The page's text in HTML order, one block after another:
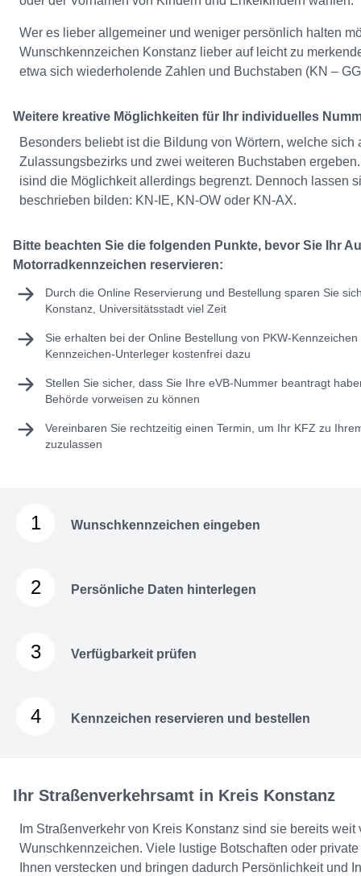
Wer es lieber allgemeiner und weniger persönlich halten
Wunschkennzeichen Konstanz lieber auf leicht zu
etwa sich wiederholende Zahlen und Buchstaben (KN –
Weitere kreative Möglichkeiten für Ihr individuelles
Besonders beliebt ist die Bildung von Wörtern, welche sich
Zulassungsbezirks und zwei weiteren Buchstaben
isind die Möglichkeit allerdings begrenzt. Dennoch lassen
beschrieben bilden: KN-IE, KN-OW oder KN-AX.
Bitte beachten Sie die folgenden Punkte, bevor Sie Ihr
Motorradkennzeichen reservieren:
Durch die Online Reservierung und Bestellung sparen Sie
Konstanz, Universitätsstadt viel Zeit
Sie erhalten bei der Online Bestellung von PKW-
Kennzeichen-Unterleger kostenfrei dazu
Stellen Sie sicher, dass Sie Ihre eVB-Nummer beantragt
Behörde vorweisen zu können
Vereinbaren Sie rechtzeitig einen Termin, um Ihr KFZ zu
zuzulassen
1 Wunschkennzeichen eingeben
2 Persönliche Daten hinterlegen
3 Verfügbarkeit prüfen
4 Kennzeichen reservieren und bestellen
Ihr Straßenverkehrsamt in Kreis Konstanz
Im Straßenverkehr von Kreis Konstanz sind sie bereits weit
Wunschkennzeichen. Viele lustige Botschaften oder
Ihnen verstecken und bringen dadurch Persönlichkeit und